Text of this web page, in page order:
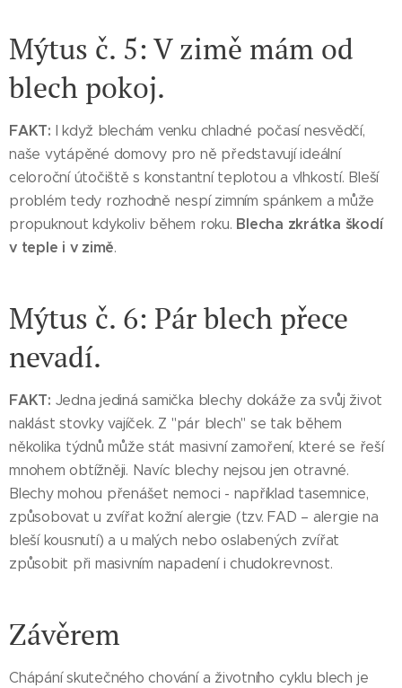
Mýtus č. 5: V zimě mám od
blech pokoj.
FAKT: I když blechám venku chladné počasí nesvědčí,
naše vytápěné domovy pro ně představují ideální
celoroční útočiště s konstantní teplotou a vlhkostí. Bleší
problém tedy rozhodně nespí zimním spánkem a může
propuknout kdykoliv během roku. Blecha zkrátka škodí
v teple i v zimě.
Mýtus č. 6: Pár blech přece
nevadí.
FAKT: Jedna jediná samička blechy dokáže za svůj život
naklást stovky vajíček. Z "pár blech" se tak během
několika týdnů může stát masivní zamoření, které se řeší
mnohem obtížněji. Navíc blechy nejsou jen otravné.
Blechy mohou přenášet nemoci - například tasemnice,
způsobovat u zvířat kožní alergie (tzv. FAD – alergie na
bleší kousnutí) a u malých nebo oslabených zvířat
způsobit při masivním napadení i chudokrevnost.
Závěrem
Chápání skutečného chování a životního cyklu blech je